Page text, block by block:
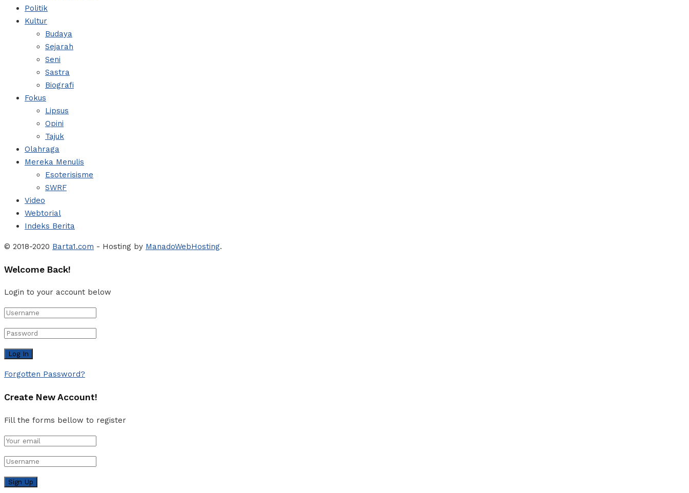
Politik
Kultur
Budaya
Sejarah
Seni
Sastra
Biografi
Fokus
Lipsus
Opini
Tajuk
Olahraga
Mereka Menulis
Esoterisisme
SWRF
Video
Webtorial
Indeks Berita
© 2018-2020 Barta1.com - Hosting by ManadoWebHosting.
Welcome Back!
Login to your account below
Forgotten Password?
Create New Account!
Fill the forms bellow to register